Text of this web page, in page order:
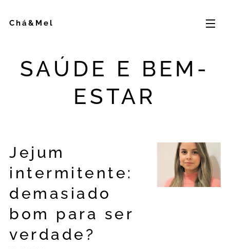
Chá&Mel
SAÚDE E BEM-
ESTAR
Jejum
intermitente:
demasiado
bom para ser
verdade?